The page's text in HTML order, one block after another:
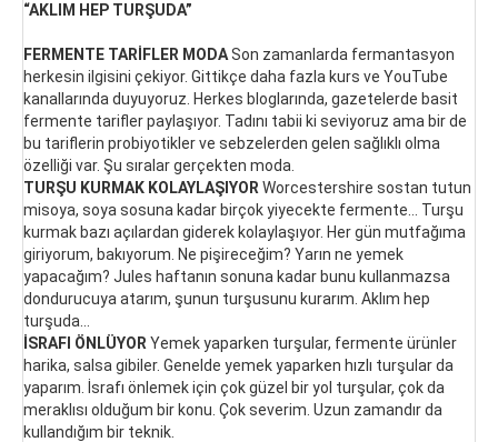
“AKLIM HEP TURŞUDA”
FERMENTE TARİFLER MODASon zamanlarda fermantasyon
herkesin ilgisini çekiyor. Gittikçe daha fazla kurs ve YouTube
kanallarında duyuyoruz. Herkes bloglarında, gazetelerde basit
fermente tarifler paylaşıyor. Tadını tabii ki seviyoruz ama bir de
bu tariflerin probiyotikler ve sebzelerden gelen sağlıklı olma
özelliği var. Şu sıralar gerçekten moda.
TURŞU KURMAK KOLAYLAŞIYOR Worcestershire sostan tutun
misoya, soya sosuna kadar birçok yiyecekte fermente… Turşu
kurmak bazı açılardan giderek kolaylaşıyor. Her gün mutfağıma
giriyorum, bakıyorum. Ne pişireceğim? Yarın ne yemek
yapacağım? Jules haftanın sonuna kadar bunu kullanmazsa
dondurucuya atarım, şunun turşusunu kurarım. Aklım hep
turşuda…
İSRAFI ÖNLÜYOR Yemek yaparken turşular, fermente ürünler
harika, salsa gibiler. Genelde yemek yaparken hızlı turşular da
yaparım. İsrafı önlemek için çok güzel bir yol turşular, çok da
meraklısı olduğum bir konu. Çok severim. Uzun zamandır da
kullandığım bir teknik.